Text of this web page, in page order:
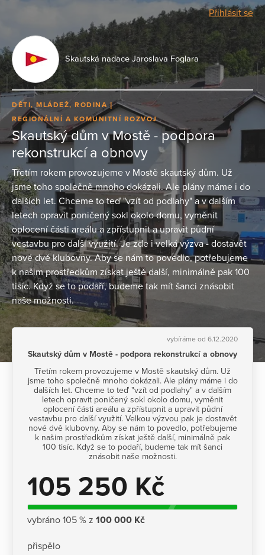
Přihlásit se
Skautská nadace Jaroslava Foglara
DĚTI, MLÁDEŽ, RODINA
REGIONÁLNÍ A KOMUNITNÍ ROZVOJ
Skautský dům v Mostě - podpora
rekonstrukcí a obnovy
Třetím rokem provozujeme v Mostě skautský dům. Už
jsme toho společně mnoho dokázali. Ale plány máme i do
dalších let. Chceme to teď "vzít od podlahy" a v dalším
letech opravit poničený sokl okolo domu, vyměnit
oplocení části areálu a zpřístupnit a upravit půdní
vestavbu pro další využití. Je zde i velká výzva - dostavět
nové dvě klubovny. Aby se nám to povedlo, potřebujeme
k našim prostředkům získat ještě další, minimálně pak 100
tisíc. Když se to podaří, budeme tak mít šanci znásobit
naše možnosti.
vybíráme od 6.12.2020
Skautský dům v Mostě - podpora rekonstrukcí a obnovy
Třetím rokem provozujeme v Mostě skautský dům. Už
jsme toho společně mnoho dokázali. Ale plány máme i do
dalších let. Chceme to teď "vzít od podlahy" a v dalším
letech opravit poničený sokl okolo domu, vyměnit
oplocení části areálu a zpřístupnit a upravit půdní
vestavbu pro další využití. Velkou výzvou pak je dostavět
nové dvě klubovny. Aby se nám to povedlo, potřebujeme
k našim prostředkům získat ještě další, minimálně pak
100 tisíc. Když se to podaří, budeme tak mít šanci
znásobit naše možnosti.
105 250 Kč
vybráno 105 % z 100 000 Kč
přispělo